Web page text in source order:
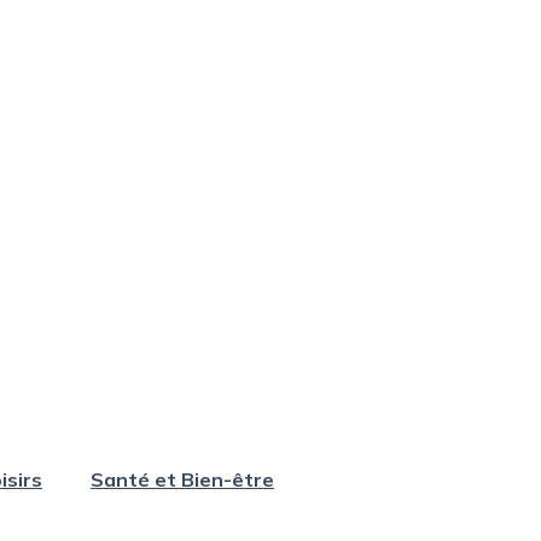
Santé et Bien-être